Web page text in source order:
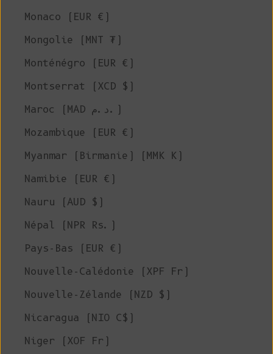
Monaco (EUR €)
Mongolie (MNT ₮)
Monténégro (EUR €)
Montserrat (XCD $)
Maroc (MAD د.م.)
Mozambique (EUR €)
Myanmar (Birmanie) (MMK K)
Namibie (EUR €)
Nauru (AUD $)
Népal (NPR Rs.)
Pays-Bas (EUR €)
Nouvelle-Calédonie (XPF Fr)
Nouvelle-Zélande (NZD $)
Nicaragua (NIO C$)
Niger (XOF Fr)